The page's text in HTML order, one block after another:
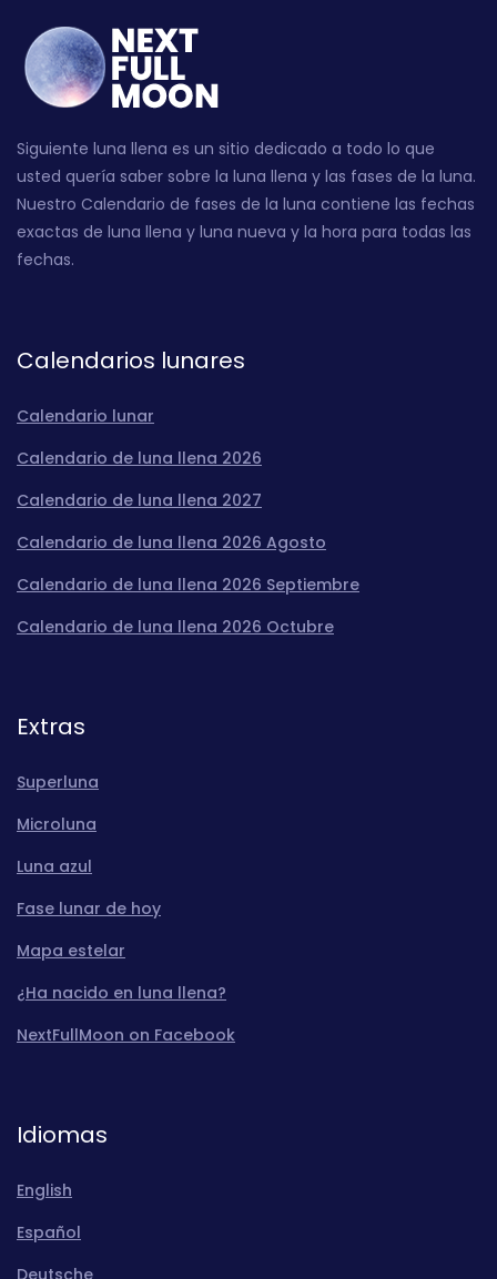
Siguiente luna llena es un sitio dedicado a todo lo que
usted quería saber sobre la luna llena y las fases de la luna.
Nuestro Calendario de fases de la luna contiene las fechas
exactas de luna llena y luna nueva y la hora para todas las
fechas.
Calendarios lunares
Calendario lunar
Calendario de luna llena 2026
Calendario de luna llena 2027
Calendario de luna llena 2026 Agosto
Calendario de luna llena 2026 Septiembre
Calendario de luna llena 2026 Octubre
Extras
Superluna
Microluna
Luna azul
Fase lunar de hoy
Mapa estelar
¿Ha nacido en luna llena?
NextFullMoon on Facebook
Idiomas
English
Español
Deutsche